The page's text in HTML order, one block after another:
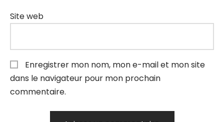
Site web
Enregistrer mon nom, mon e-mail et mon site
dans le navigateur pour mon prochain
commentaire.